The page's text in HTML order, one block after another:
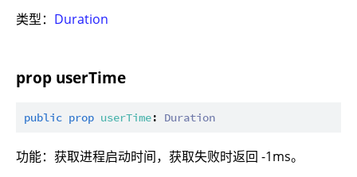
类型： Duration
prop userTime
public prop userTime: Duration
功能：获取进程启动时间，获取失败时返回 -1ms。